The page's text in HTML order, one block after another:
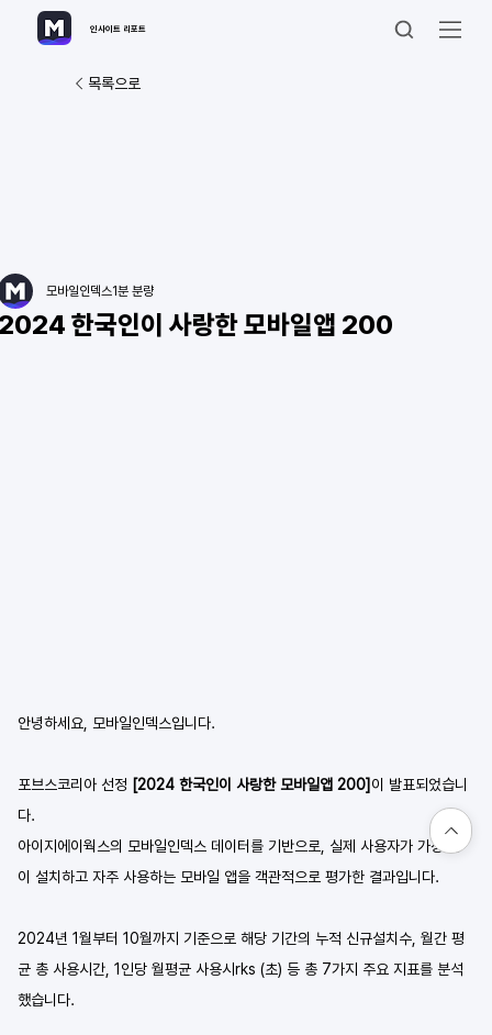
인사이트 리포트
목록으로
한국인이 사랑한 모바일앱 200
모바일인덱스1분 분량
안녕하세요, 모바일인덱스입니다.
포브스코리아 선정 [2024 한국인이 사랑한 모바일앱 200] 이 발표되었습니
다.
아이지에이웍스의 모바일인덱스 데이터를 기반으로, 실제 사용자가 가장 많
이 설치하고 자주 사용하는 모바일 앱을 객관적으로 평가한 결과입니다.
2024년 1월부터 10월까지 기준으로 해당 기간의 누적 신규설치수, 월간 평
균 총 사용시간, 1인당 월평균 사용시rks (초) 등 총 7가지 주요 지표를 분석
했습니다.